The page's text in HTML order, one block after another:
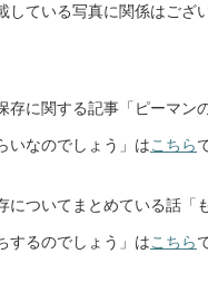
ている写真に関係はござ
存に関する記事「ピーマン
いなのでしょう」はこちら
についてまとめている話「
するのでしょう」はこちら